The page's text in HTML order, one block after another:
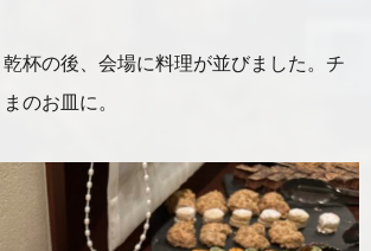
杯の後、会場に料理が並びました。チ
のお皿に。